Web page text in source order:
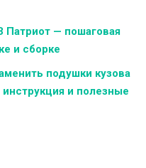
— пошаговая
и сборке
подушки кузова
и полезные